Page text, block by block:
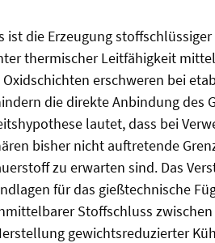
ist die Erzeugung
thermischer Leitfähigkeit
erschweren bei
die direkte Anbindung des
lautet, dass bei
bisher nicht auftretende
zu erwarten sind. Das
für das gießtechnische
Stoffschluss
gewichtsreduzierter